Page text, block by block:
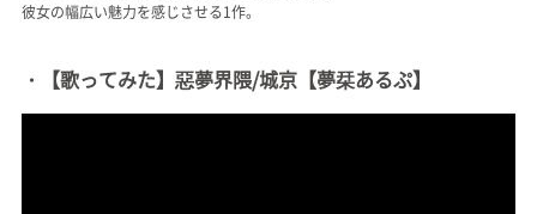
彼女の幅広い魅力を感じさせる1作。
・【歌ってみた】惡夢界隈/城京【夢栞あるぷ】